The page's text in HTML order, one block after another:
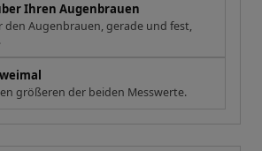
Ihren Augenbrauen
den Augenbrauen, gerade und fest,
größeren der beiden Messwerte.